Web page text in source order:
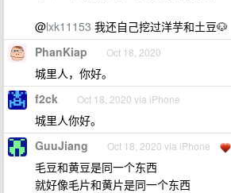
@lxk11153 我还自己挖过洋芋和土豆🐶
PhanKiap Oct 18, 2020
城里人，你好。
f2ck Oct 18, 2020 via iPhone
城里人你好。
GuuJiang Oct 18, 2020 via iPhone
毛豆和黄豆是同一个东西
就好像毛片和黄片是同一个东西